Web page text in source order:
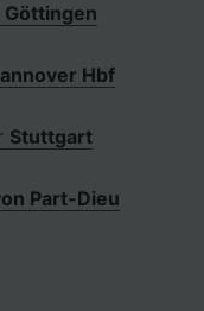
Göttingen
Hbf
Stuttgart
Part-Dieu